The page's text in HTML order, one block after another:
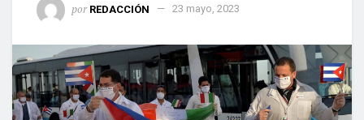
por REDACCIÓN 23 mayo, 2023